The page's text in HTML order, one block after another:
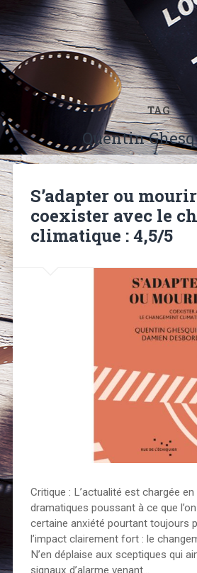
TAG
Quentin
S’adapter ou
coexister avec le
climatique : 4,5/5
Critique : L’actualité est chargée
dramatiques poussant à ce que
certaine anxiété pourtant toujours
l’impact clairement fort : le
N’en déplaise aux sceptiques qui